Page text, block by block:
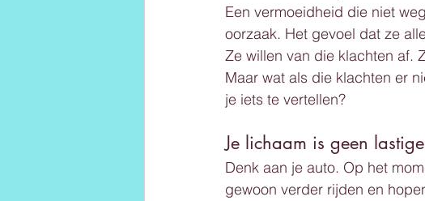
Een vermoeidheid die niet
oorzaak. Het gevoel dat ze
Ze willen van die klachten af.
Maar wat als die klachten er
je iets te vertellen?
Je lichaam is geen
Denk aan je auto. Op het
gewoon verder rijden en